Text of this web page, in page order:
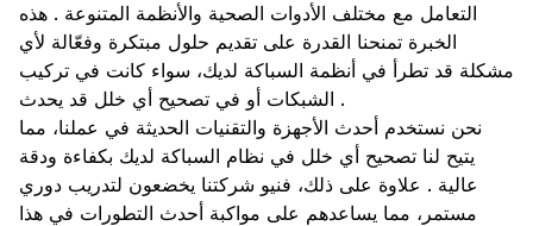
التعامل مع مختلف الأدوات الصحية والأنظمة المتنوعة . هذه
الخبرة تمنحنا القدرة على تقديم حلول مبتكرة وفعّالة لأي
مشكلة قد تطرأ في أنظمة السباكة لديك، سواء كانت في تركيب
الشبكات أو في تصحيح أي خلل قد يحدث .
نحن نستخدم أحدث الأجهزة والتقنيات الحديثة في عملنا، مما
يتيح لنا تصحيح أي خلل في نظام السباكة لديك بكفاءة ودقة
عالية . علاوة على ذلك، فنيو شركتنا يخضعون لتدريب دوري
مستمر، مما يساعدهم على مواكبة أحدث التطورات في هذا